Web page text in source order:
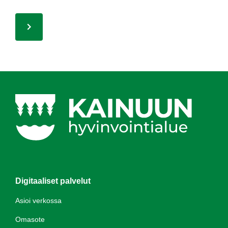
Digitaaliset palvelut
Asioi verkossa
Omasote